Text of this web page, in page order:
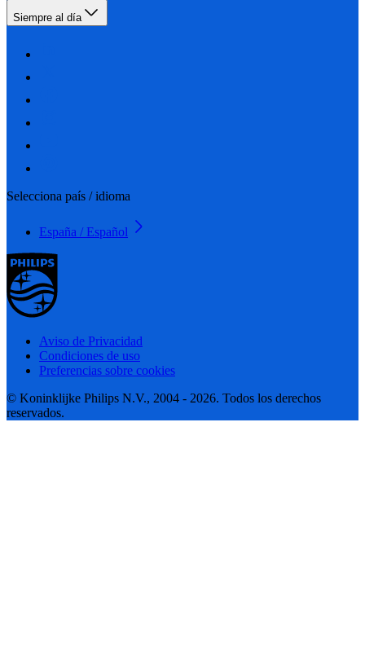
Siempre al día
Selecciona país / idioma
España / Español
Aviso de Privacidad
Condiciones de uso
Preferencias sobre cookies
© Koninklijke Philips N.V., 2004 - 2026. Todos los derechos
reservados.